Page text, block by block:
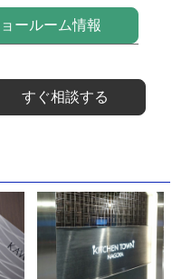
ールーム情報
すぐ相談する